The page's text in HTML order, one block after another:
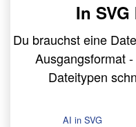
In
Du brauchst eine
Ausgangsformat
Dateitypen
AI in SVG